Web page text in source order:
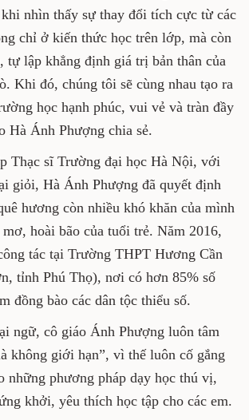
nhìn thấy sự thay đổi tích cực từ các
chỉ ở kiến thức học trên lớp, mà còn
tự lập khẳng định giá trị bản thân của
Khi đó, chúng tôi sẽ cùng nhau tạo ra
học hạnh phúc, vui vẻ và tràn đầy
Hà Ánh Phượng chia sẻ.
Thạc sĩ Trường đại học Hà Nội, với
giỏi, Hà Ánh Phượng đã quyết định
hương còn nhiều khó khăn của mình
hoài bão của tuổi trẻ. Năm 2016,
tác tại Trường THPT Hương Cần
tỉnh Phú Thọ), nơi có hơn 85% số
đồng bào các dân tộc thiểu số.
ngữ, cô giáo Ánh Phượng luôn tâm
không giới hạn”, vì thế luôn cố gắng
những phương pháp dạy học thú vị,
khởi, yêu thích học tập cho các em.